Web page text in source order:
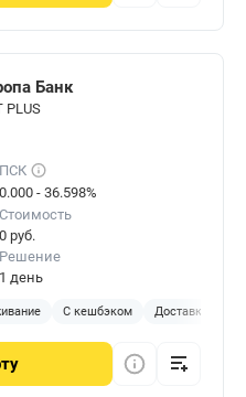
Банк
PLUS
ПСК
0.000 - 36.598%
Стоимость
0 руб.
Решение
1 день
С кешбэком Доставка на